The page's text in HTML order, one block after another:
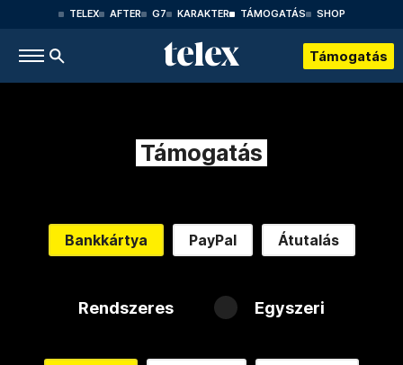
TELEX AFTER G7 KARAKTER TÁMOGATÁS SHOP
Támogatás
Támogatás
Bankkártya PayPal Átutalás
Rendszeres Egyszeri